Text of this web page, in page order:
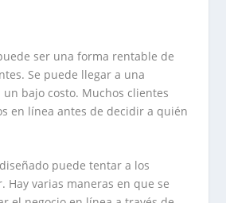
ser una forma rentable de
Se puede llegar a una
bajo costo. Muchos clientes
en línea antes de decidir a quién
puede tentar a los
Hay varias maneras en que se